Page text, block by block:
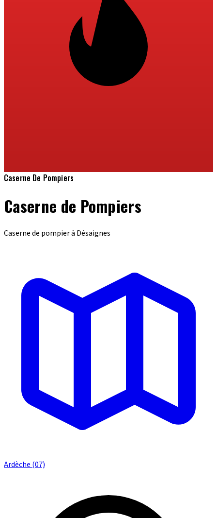
Caserne De Pompiers
Caserne de Pompiers
Caserne de pompier à Désaignes
Ardèche (07)